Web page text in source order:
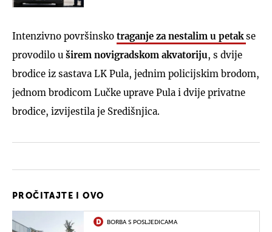
Intenzivno površinsko traganje za nestalim u petakse
provodilo u širem novigradskom akvatoriju, s dvije
brodice iz sastava LK Pula, jednim policijskim brodom,
jednom brodicom Lučke uprave Pula i dvije privatne
brodice, izvijestila je Središnjica.
PROČITAJTE I OVO
BORBA S POSLJEDICAMA